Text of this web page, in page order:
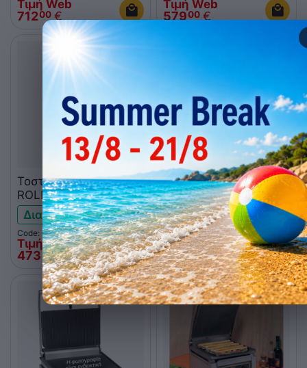
Τιμή Web
71200 €
Τιμή Web
57900 €
Τοστιέρα μονή
ROLLER GRILL
SAVOYE R
Διαθέσιμο
Code: 010.0403
Τιμή Web
47300 €
Τοστιέρα διπλή
ROLLER GRILL
MAJESTIC L
Χαμηλό απόθεμα
Code: 010.0400
Τιμή Web
70700 €